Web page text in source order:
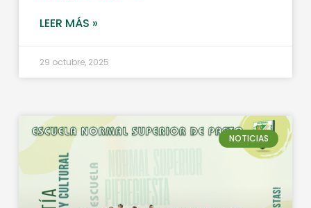
LEER MÁS »
29 octubre, 2025
NOTICIAS